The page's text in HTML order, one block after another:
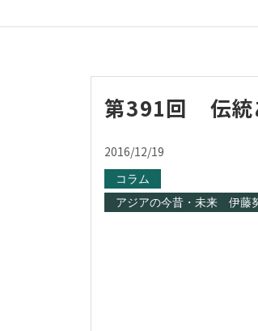
第391回 伝統
2016/12/19
コラム
アジアの今昔・未来 伊藤